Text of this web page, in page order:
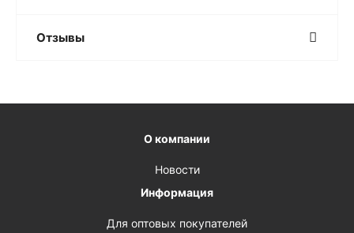
Отзывы
О компании
Новости
Информация
Для оптовых покупателей